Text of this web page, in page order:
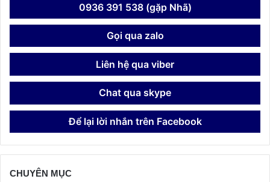
0936 391 538 (gặp Nhã)
Gọi qua zalo
Liên hệ qua viber
Chat qua skype
Để lại lời nhắn trên Facebook
CHUYÊN MỤC